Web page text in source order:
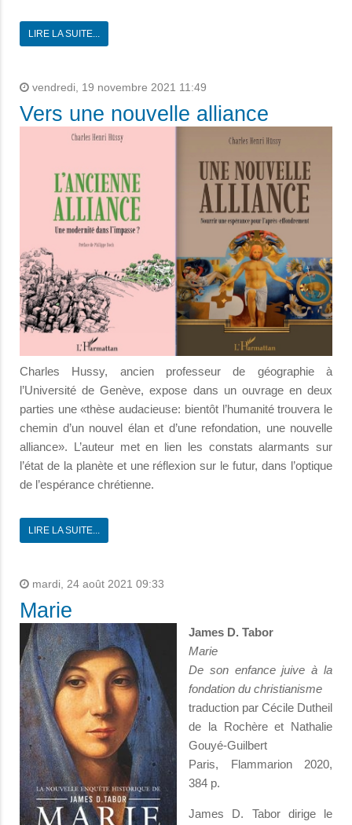
LIRE LA SUITE...
vendredi, 19 novembre 2021 11:49
Vers une nouvelle alliance
Charles Hussy, ancien professeur de géographie à
l’Université de Genève, expose dans un ouvrage en deux
parties une «thèse audacieuse: bientôt l’humanité trouvera le
chemin d’un nouvel élan et d’une refondation, une nouvelle
alliance». L’auteur met en lien les constats alarmants sur
l’état de la planète et une réflexion sur le futur, dans l’optique
de l’espérance chrétienne.
LIRE LA SUITE...
mardi, 24 août 2021 09:33
Marie
James D. Tabor
Marie
De son enfance juive à la
fondation du christianisme
traduction par Cécile Dutheil
de la Rochère et Nathalie
Gouyé-Guilbert
Paris, Flammarion 2020,
384 p.
James D. Tabor dirige le